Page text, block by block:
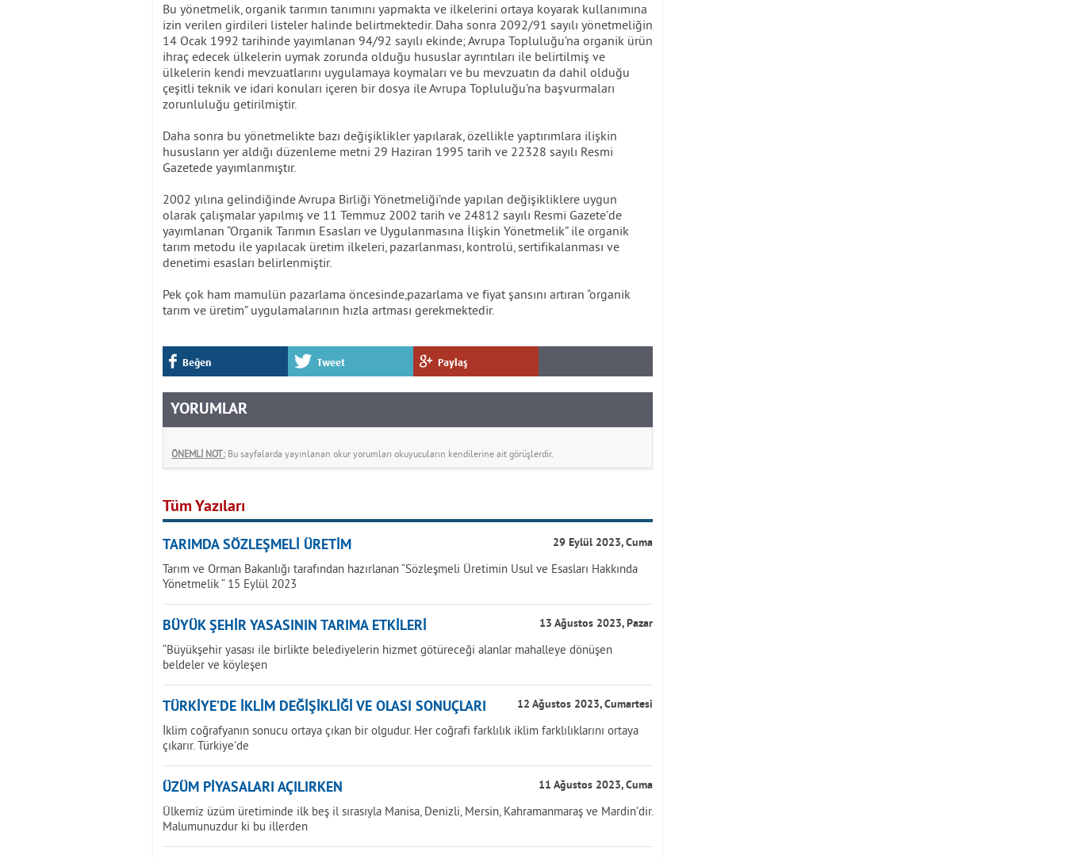
Bu yönetmelik, organik tarımın tanımını yapmakta ve ilkelerini ortaya koyarak kullanımına
izin verilen girdileri listeler halinde belirtmektedir. Daha sonra 2092/91 sayılı yönetmeliğin
14 Ocak 1992 tarihinde yayımlanan 94/92 sayılı ekinde; Avrupa Topluluğu’na organik ürün
ihraç edecek ülkelerin uymak zorunda olduğu hususlar ayrıntıları ile belirtilmiş ve
ülkelerin kendi mevzuatlarını uygulamaya koymaları ve bu mevzuatın da dahil olduğu
çeşitli teknik ve idari konuları içeren bir dosya ile Avrupa Topluluğu’na başvurmaları
zorunluluğu getirilmiştir.
Daha sonra bu yönetmelikte bazı değişiklikler yapılarak, özellikle yaptırımlara ilişkin
hususların yer aldığı düzenleme metni 29 Haziran 1995 tarih ve 22328 sayılı Resmi
Gazetede yayımlanmıştır.
2002 yılına gelindiğinde Avrupa Birliği Yönetmeliği’nde yapılan değişikliklere uygun
olarak çalışmalar yapılmış ve 11 Temmuz 2002 tarih ve 24812 sayılı Resmi Gazete’de
yayımlanan “Organik Tarımın Esasları ve Uygulanmasına İlişkin Yönetmelik” ile organik
tarım metodu ile yapılacak üretim ilkeleri, pazarlanması, kontrolü, sertifikalanması ve
denetimi esasları belirlenmiştir.
Pek çok ham mamulün pazarlama öncesinde,pazarlama ve fiyat şansını artıran “organik
tarım ve üretim” uygulamalarının hızla artması gerekmektedir.
Beğen Tweet Paylaş
YORUMLAR
ÖNEMLİ NOT: Bu sayfalarda yayınlanan okur yorumları okuyucuların kendilerine ait görüşlerdir.
Tüm Yazıları
TARIMDA SÖZLEŞMELİ ÜRETİM 29 Eylül 2023, Cuma
Tarım ve Orman Bakanlığı tarafından hazırlanan “Sözleşmeli Üretimin Usul ve Esasları Hakkında
Yönetmelik “ 15 Eylül 2023
BÜYÜK ŞEHİR YASASININ TARIMA ETKİLERİ 13 Ağustos 2023, Pazar
“Büyükşehir yasası ile birlikte belediyelerin hizmet götüreceği alanlar mahalleye dönüşen
beldeler ve köyleşen
TÜRKİYE’DE İKLİM DEĞİŞİKLİĞİ VE OLASI SONUÇLARI 12 Ağustos 2023, Cumartesi
İklim coğrafyanın sonucu ortaya çıkan bir olgudur. Her coğrafi farklılık iklim farklılıklarını ortaya
çıkarır. Türkiye'de
ÜZÜM PİYASALARI AÇILIRKEN 11 Ağustos 2023, Cuma
Ülkemiz üzüm üretiminde ilk beş il sırasıyla Manisa, Denizli, Mersin, Kahramanmaraş ve Mardin’dir.
Malumunuzdur ki bu illerden